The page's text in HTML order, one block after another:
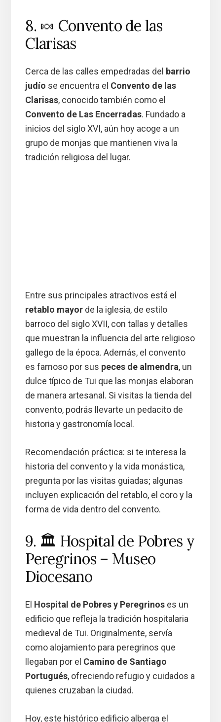
8. 🍬 Convento de las
Clarisas
Cerca de las calles empedradas del barrio
judío se encuentra el Convento de las
Clarisas, conocido también como el
Convento de Las Encerradas. Fundado a
inicios del siglo XVI, aún hoy acoge a un
grupo de monjas que mantienen viva la
tradición religiosa del lugar.
Entre sus principales atractivos está el
retablo mayorde la iglesia, de estilo
barroco del siglo XVII, con tallas y detalles
que muestran la influencia del arte religioso
gallego de la época. Además, el convento
es famoso por sus peces de almendra, un
dulce típico de Tui que las monjas elaboran
de manera artesanal. Si visitas la tienda del
convento, podrás llevarte un pedacito de
historia y gastronomía local.
Recomendación práctica: si te interesa la
historia del convento y la vida monástica,
pregunta por las visitas guiadas; algunas
incluyen explicación del retablo, el coro y la
forma de vida dentro del convento.
9. 🏛️ Hospital de Pobres y
Peregrinos – Museo
Diocesano
El Hospital de Pobres y Peregrinoses un
edificio que refleja la tradición hospitalaria
medieval de Tui. Originalmente, servía
como alojamiento para peregrinos que
llegaban por el Camino de Santiago
Portugués, ofreciendo refugio y cuidados a
quienes cruzaban la ciudad.
Hoy, este histórico edificio alberga el